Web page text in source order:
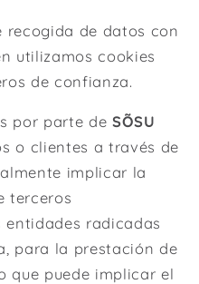
recogida de datos con
utilizamos cookies
de confianza.
por parte de SÕSU
o clientes a través de
implicar la
terceros
radicadas
para la prestación de
que puede implicar el